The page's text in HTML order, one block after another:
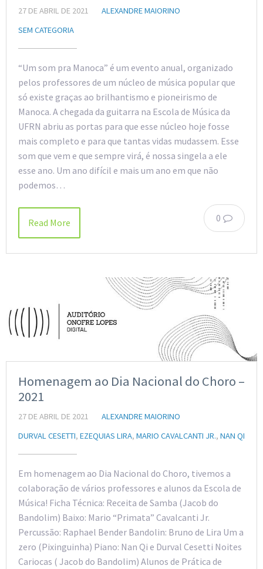
27 DE ABRIL DE 2021
ALEXANDRE MAIORINO
SEM CATEGORIA
“Um som pra Manoca” é um evento anual, organizado
pelos professores de um núcleo de música popular que
só existe graças ao brilhantismo e pioneirismo de
Manoca. A chegada da guitarra na Escola de Música da
UFRN abriu as portas para que esse núcleo hoje fosse
mais completo e para que tantas vidas mudassem. Esse
som que vem e que sempre virá, é nossa singela a ele
esse ano. Um ano difícil e mais um ano em que não
podemos…
0
Read More
Homenagem ao Dia Nacional do Choro –
2021
27 DE ABRIL DE 2021
ALEXANDRE MAIORINO
DURVAL CESETTI, EZEQUIAS LIRA, MARIO CAVALCANTI JR., NAN QI
Em homenagem ao Dia Nacional do Choro, tivemos a
colaboração de vários professores e alunos da Escola de
Música! Ficha Técnica: Receita de Samba (Jacob do
Bandolim) Baixo: Mario “Primata” Cavalcanti Jr.
Percussão: Raphael Bender Bandolin: Bruno de Lira Um a
zero (Pixinguinha) Piano: Nan Qi e Durval Cesetti Noites
Cariocas ( Jacob do Bandolim) Alunos de Prática de